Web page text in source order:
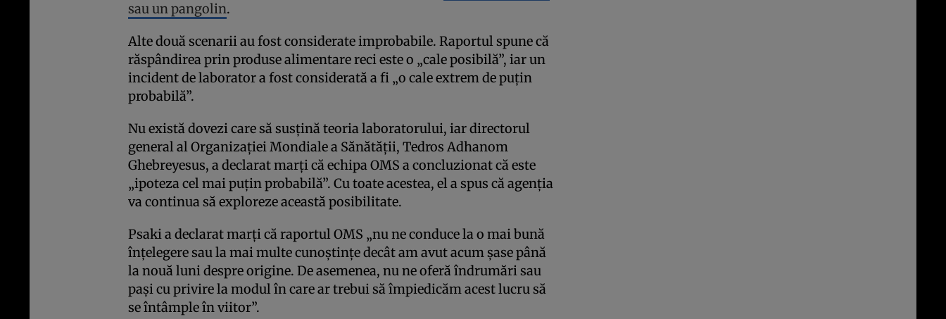
sau un pangolin.
Alte două scenarii au fost considerate improbabile. Raportul spune că
răspândirea prin produse alimentare reci este o „cale posibilă”, iar un
incident de laborator a fost considerată a fi „o cale extrem de puțin
probabilă”.
Nu există dovezi care să susțină teoria laboratorului, iar directorul
general al Organizației Mondiale a Sănătății, Tedros Adhanom
Ghebreyesus, a declarat marți că echipa OMS a concluzionat că este
„ipoteza cel mai puțin probabilă”. Cu toate acestea, el a spus că agenția
va continua să exploreze această posibilitate.
Psaki a declarat marți că raportul OMS „nu ​​ne conduce la o mai bună
înțelegere sau la mai multe cunoștințe decât am avut acum șase până
la nouă luni despre origine. De asemenea, nu ne oferă îndrumări sau
pași cu privire la modul în care ar trebui să împiedicăm acest lucru să
se întâmple în viitor”.